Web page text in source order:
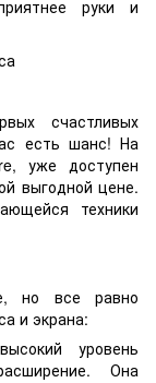
руки и
счастливых
есть шанс! На
уже доступен
выгодной цене.
техники
но все равно
и экрана:
уровень
Она